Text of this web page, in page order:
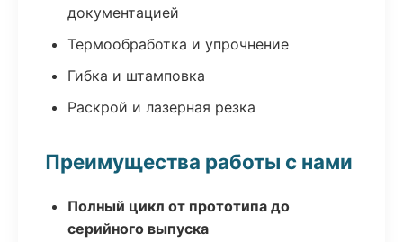
документацией
Термообработка и упрочнение
Гибка и штамповка
Раскрой и лазерная резка
Преимущества работы с нами
Полный цикл от прототипа до
серийного выпуска